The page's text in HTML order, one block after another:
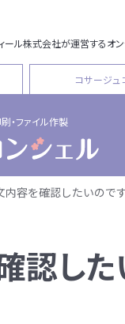
ル株式会社が運営するオン
コサージュ
・ファイル作製
内容を確認したいのです
認した